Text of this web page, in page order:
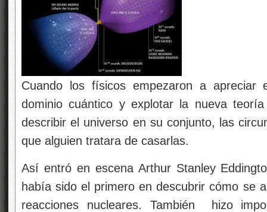
Cuando los físicos empezaron a
dominio cuántico y explotar la nueva
describir el universo en su conjunto, las
que alguien tratara de casarlas.
Así entró en escena Arthur Stanley
había sido el primero en descubrir cómo se
reacciones nucleares. También hizo